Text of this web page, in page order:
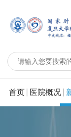
首页 | 医院概况 |